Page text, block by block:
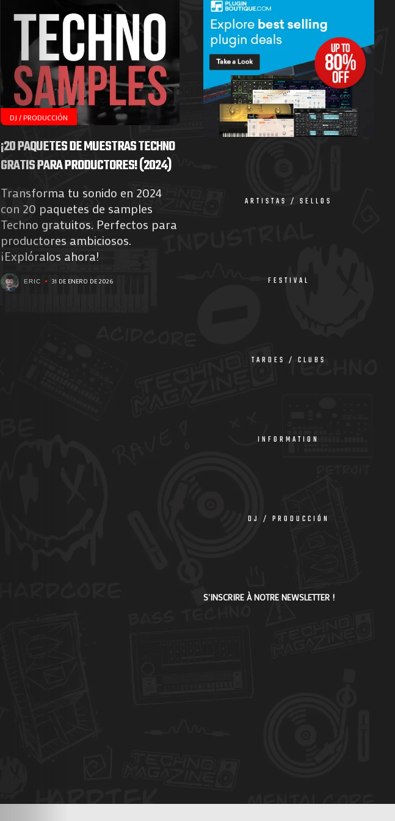
Agenda
Galerie
Photos
DJ / PRODUCCIÓN
¡20 PAQUETES DE MUESTRAS TECHNO
GRATIS PARA PRODUCTORES! (2024)
Transforma tu sonido en 2024
con 20 paquetes de samples
Techno gratuitos. Perfectos para
productores ambiciosos.
¡Explóralos ahora!
ERIC 31 DE ENERO DE 2026
ARTISTAS / SELLOS
FESTIVAL
TARDES / CLUBS
INFORMATION
DJ / PRODUCCIÓN
S'INSCRIRE À NOTRE NEWSLETTER !